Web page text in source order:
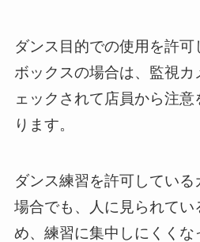
ダンス目的での使用を許
ボックスの場合は、監視
ェックされて店員から注
ります。
ダンス練習を許可してい
場合でも、人に見られてい
め、練習に集中しにくく